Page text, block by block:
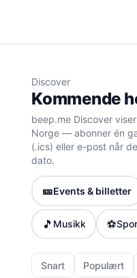
Discover
Kommende
beep.me Discover
Norge — abonner én
(.ics) eller e-post når
dato.
🎫Events & billetter
🎵 Musikk ⚽
Snart Populært